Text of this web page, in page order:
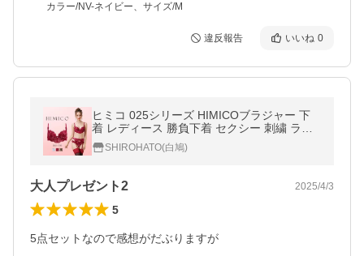
カラー/NV-ネイビー、サイズ/M
違反報告 いいね 0
ヒミコ 025シリーズ HIMICOブラジャー 下
着 レディース 勝負下着 セクシー 刺繍 ラン
ジェリー ワイヤーブラ 大きいサイズ 白鳩
SHIROHATO(白鳩)
大人プレゼント2 2025/4/3
5
5点セットなので感想がだぶりますが